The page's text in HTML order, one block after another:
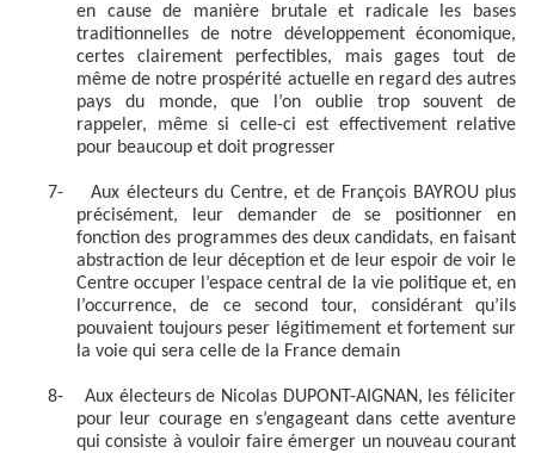
en cause de manière brutale et radicale les bases
traditionnelles de notre développement économique,
certes clairement perfectibles, mais gages tout de
même de notre prospérité actuelle en regard des autres
pays du monde, que l’on oublie trop souvent de
rappeler, même si celle-ci est effectivement relative
pour beaucoup et doit progresser
7-
Aux électeurs du Centre, et de François BAYROU plus
précisément, leur demander de se positionner en
fonction des programmes des deux candidats, en faisant
abstraction de leur déception et de leur espoir de voir le
Centre occuper l’espace central de la vie politique et, en
l’occurrence, de ce second tour, considérant qu’ils
pouvaient toujours peser légitimement et fortement sur
la voie qui sera celle de la France demain
8-
Aux électeurs de Nicolas DUPONT-AIGNAN, les féliciter
pour leur courage en s’engageant dans cette aventure
qui consiste à vouloir faire émerger un nouveau courant